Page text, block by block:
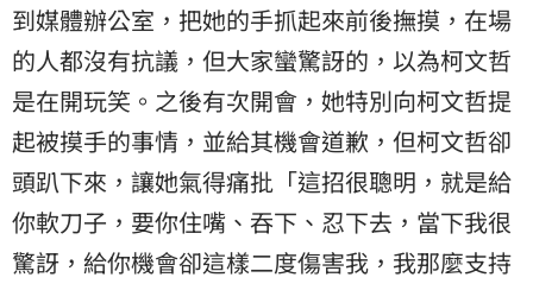
到媒體辦公室，把她的手抓起來前後撫摸，在場
的人都沒有抗議，但大家蠻驚訝的，以為柯文哲
是在開玩笑。之後有次開會，她特別向柯文哲提
起被摸手的事情，並給其機會道歉，但柯文哲卻
頭趴下來，讓她氣得痛批「這招很聰明，就是給
你軟刀子，要你住嘴、吞下、忍下去，當下我很
驚訝，給你機會卻這樣二度傷害我，我那麼支持